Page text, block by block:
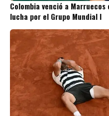
Colombia venció a Marruecos
lucha por el Grupo Mundial I